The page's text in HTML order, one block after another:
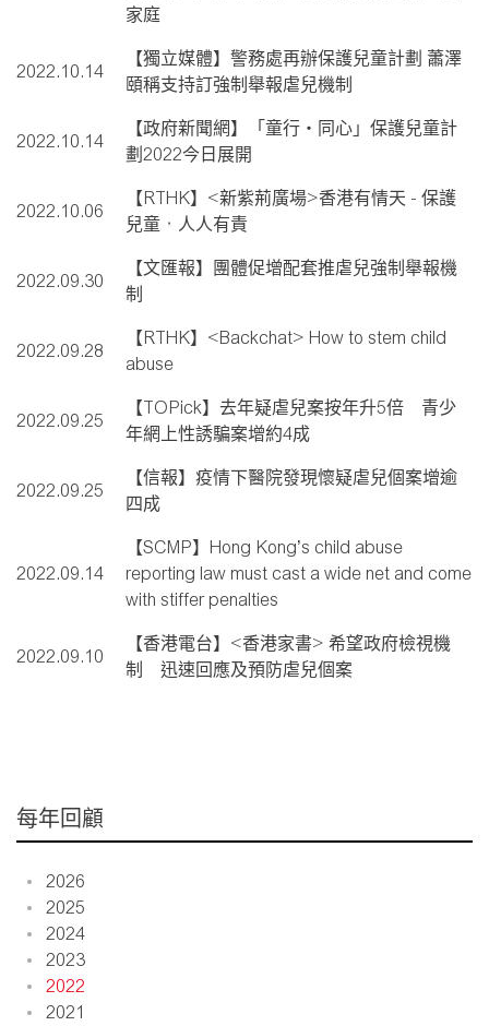
家庭
2022.10.14
【獨立媒體】警務處再辦保護兒童計劃 蕭澤
頤稱支持訂強制舉報虐兒機制
2022.10.14
【政府新聞網】「童行‧同心」保護兒童計
劃2022今日展開
2022.10.06
【RTHK】<新紫荊廣場>香港有情天 - 保護
兒童，人人有責
2022.09.30
【文匯報】團體促增配套推虐兒強制舉報機
制
2022.09.28
【RTHK】<Backchat> How to stem child
abuse
2022.09.25
【TOPick】去年疑虐兒案按年升5倍 青少
年網上性誘騙案增約4成
2022.09.25
【信報】疫情下醫院發現懷疑虐兒個案增逾
四成
2022.09.14
【SCMP】Hong Kong’s child abuse
reporting law must cast a wide net and come
with stiffer penalties
2022.09.10
【香港電台】<香港家書> 希望政府檢視機
制 迅速回應及預防虐兒個案
每年回顧
2026
2025
2024
2023
2022
2021